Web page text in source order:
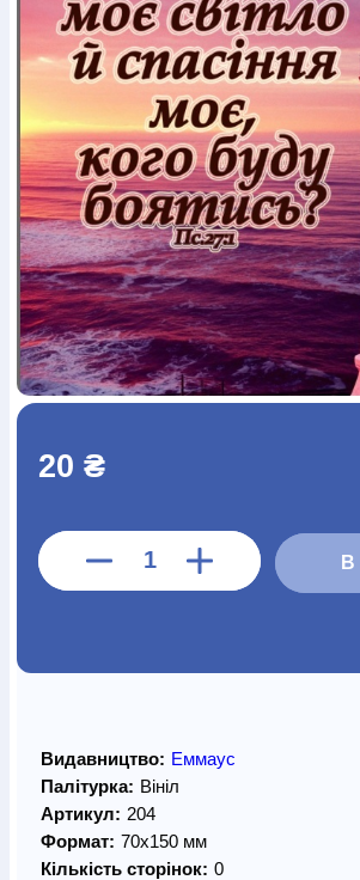
Богослов`яШлюб і сім`яЮдаїзм
Супутні товари
Періодика Аудіо Ручки кульковіВідео
Закладки для книгФутболкиБрелоки
Блокноти Щоденники / щотижневики
Вироби з кераміки і глиниВироби з
Навчальні мапиШкіряні вироби
виробиМіні-лампиНаклейкиНастільні
подарунковіПлакатиПластмасові
Подарункові карткиРозвиваючі ігри
ЗошитиФотокартиниЧохли на Библії
КалендаріКанцелярскі товари
ЛистівкиСувенирна продукція
Книга в комплекті
За додатковою інформацією
(097) 880-6379
20 ₴
Видавництво: Еммаус
Палітурка: Вініл
Артикул: 204
Формат: 70х150 мм
Кількість сторінок: 0